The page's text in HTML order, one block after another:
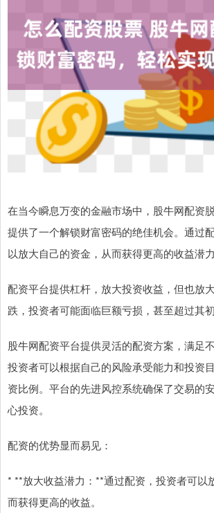
在当今瞬息万变的金融市场中，股牛网配资
提供了一个解锁财富密码的绝佳机会。通过
以放大自己的资金，从而获得更高的收益潜力
配资平台提供杠杆，放大投资收益，但也放
跌，投资者可能面临巨额亏损，甚至超过其初
股牛网配资平台提供灵活的配资方案，满足
投资者可以根据自己的风险承受能力和投资
资比例。平台的先进风控系统确保了交易的
心投资。
配资的优势显而易见：
* **放大收益潜力：**通过配资，投资者可以
而获得更高的收益。